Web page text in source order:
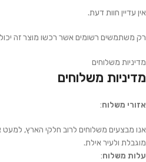
אין עדיין חוות דעת.
רק משתמשים רשומים אשר רכשו מוצר זה
מדיניות משלוחים
מדיניות משלוחים
אזורי משלוח:
אנו מבצעים משלוחים לרוב חלקי הארץ, למעט
מוגבלת ולעיר אילת.
עלות משלוח: